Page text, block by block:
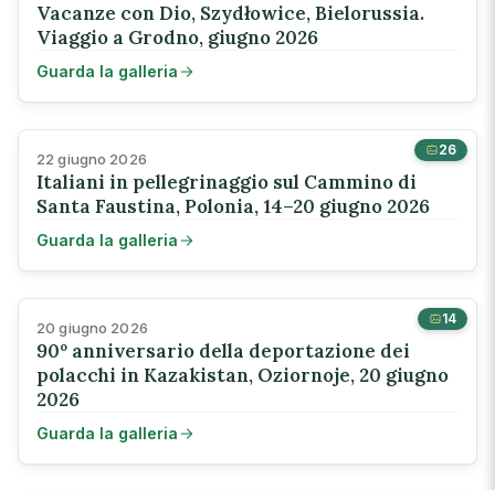
Vacanze con Dio, Szydłowice, Bielorussia.
Viaggio a Grodno, giugno 2026
Guarda la galleria
26
22 giugno 2026
Italiani in pellegrinaggio sul Cammino di
Santa Faustina, Polonia, 14–20 giugno 2026
Guarda la galleria
14
20 giugno 2026
90º anniversario della deportazione dei
polacchi in Kazakistan, Oziornoje, 20 giugno
2026
Guarda la galleria